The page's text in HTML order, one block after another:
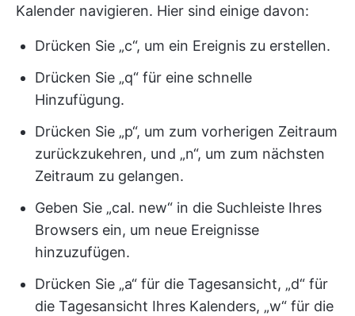
Kalender navigieren. Hier sind einige davon:
Drücken Sie „c“, um ein Ereignis zu erstellen.
Drücken Sie „q“ für eine schnelle
Hinzufügung.
Drücken Sie „p“, um zum vorherigen Zeitraum
zurückzukehren, und „n“, um zum nächsten
Zeitraum zu gelangen.
Geben Sie „cal. new“ in die Suchleiste Ihres
Browsers ein, um neue Ereignisse
hinzuzufügen.
Drücken Sie „a“ für die Tagesansicht, „d“ für
die Tagesansicht Ihres Kalenders, „w“ für die